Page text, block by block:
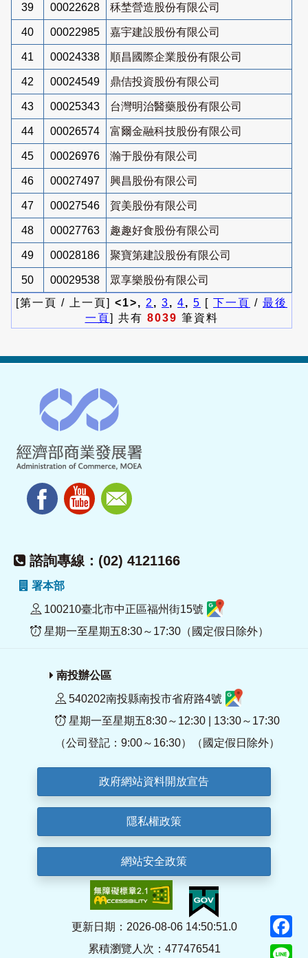
39 00022628 秝埜營造股份有限公司
40 00022985 嘉宇建設股份有限公司
41 00024338 順昌國際企業股份有限公司
42 00024549 鼎佶投資股份有限公司
43 00025343 台灣明治醫藥股份有限公司
44 00026574 富爾金融科技股份有限公司
45 00026976 瀚于股份有限公司
46 00027497 興昌股份有限公司
47 00027546 賀美股份有限公司
48 00027763 趣趣好食股份有限公司
49 00028186 聚寶第建設股份有限公司
50 00029538
眾享樂股份有限公司
[第一頁 / 上一頁] <1>, 2 , 3, 4, 5 [ 下一頁 / 最後
一頁] 共有 8039 筆資料
諮詢專線：(02) 4121166
署本部
100210臺北市中正區福州街15號
星期一至星期五8:30～17:30（國定假日除外）
南投辦公區
540202南投縣南投市省府路4號
星期一至星期五8:30～12:30 | 13:30～17:30
（公司登記：9:00～16:30）（國定假日除外）
政府網站資料開放宣告
隱私權政策
網站安全政策
更新日期：2026-08-06 14:50:51.0
累積瀏覽人次：477476541